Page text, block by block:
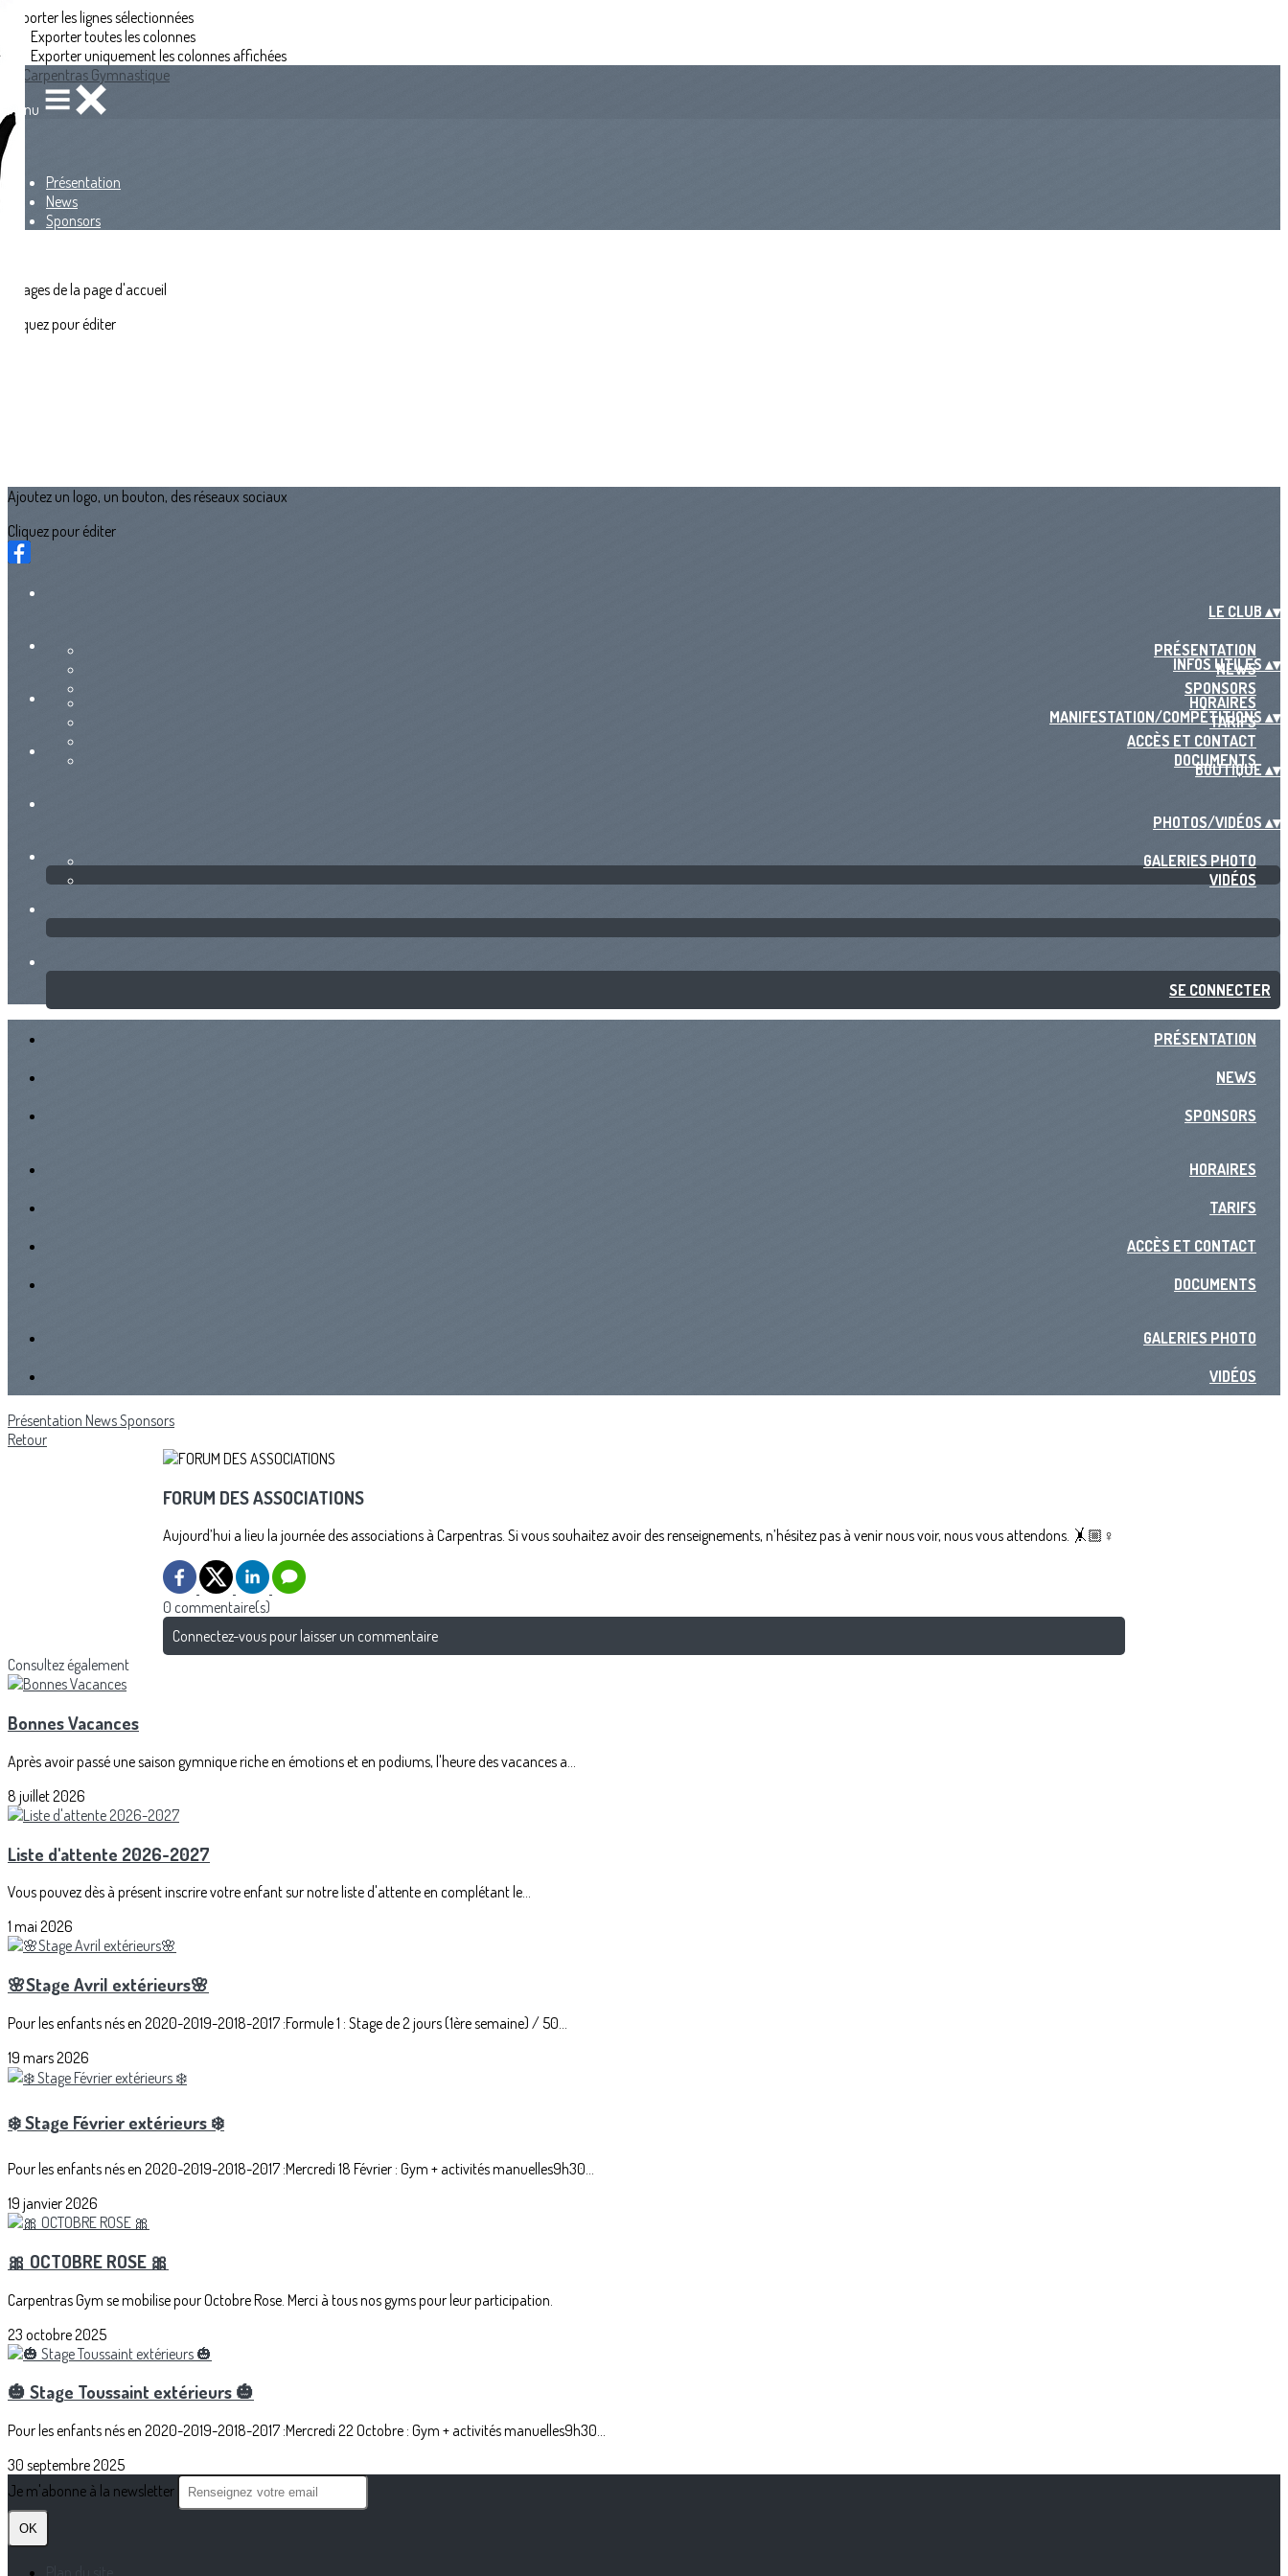
Exporter les lignes sélectionnées
Exporter toutes les colonnes
Exporter uniquement les colonnes affichées
Menu
<
>
Présentation
News
Sponsors
Images de la page d'accueil
Cliquez pour éditer
Ajoutez un logo, un bouton, des réseaux sociaux
Cliquez pour éditer
LE CLUB ▴▾
PRÉSENTATION
NEWS
SPONSORS
INFOS UTILES ▴▾
HORAIRES
TARIFS
ACCÈS ET CONTACT
DOCUMENTS
MANIFESTATION/COMPÉTITIONS ▴▾
BOUTIQUE ▴▾
PHOTOS/VIDÉOS ▴▾
GALERIES PHOTO
VIDÉOS
SE CONNECTER
PRÉSENTATION
NEWS
SPONSORS
HORAIRES
TARIFS
ACCÈS ET CONTACT
DOCUMENTS
GALERIES PHOTO
VIDÉOS
Présentation NewsSponsors
Retour
FORUM DES ASSOCIATIONS
Aujourd’hui a lieu la journée des associations à Carpentras. Si vous souhaitez avoir des renseignements, n’hésitez pas à venir nous voir, nous vous attendons. 🤸🏼♀️
0 commentaire(s)
Connectez-vous pour laisser un commentaire
Consultez également
Bonnes Vacances
Après avoir passé une saison gymnique riche en émotions et en podiums, l'heure des vacances a...
8 juillet 2026
Liste d'attente 2026-2027
Vous pouvez dès à présent inscrire votre enfant sur notre liste d'attente en complétant le...
1 mai 2026
🌸Stage Avril extérieurs🌸
Pour les enfants nés en 2020-2019-2018-2017 :Formule 1 : Stage de 2 jours (1ère semaine) / 50...
19 mars 2026
❄️ Stage Février extérieurs ❄️
Pour les enfants nés en 2020-2019-2018-2017 :Mercredi 18 Février : Gym + activités manuelles9h30...
19 janvier 2026
🎀 OCTOBRE ROSE 🎀
Carpentras Gym se mobilise pour Octobre Rose. Merci à tous nos gyms pour leur participation.
23 octobre 2025
🎃 Stage Toussaint extérieurs 🎃
Pour les enfants nés en 2020-2019-2018-2017 :Mercredi 22 Octobre : Gym + activités manuelles9h30...
30 septembre 2025
Je m'abonne à la newsletter
OK